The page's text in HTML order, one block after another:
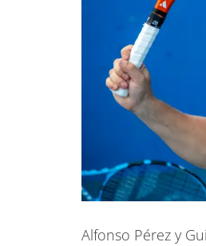
Alfonso Pérez y